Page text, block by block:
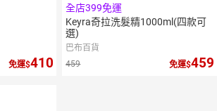
免運 410
全店399免運
Keyra奇拉洗髮精1000ml(四款可
選)
巴布百貨
459
免運 459